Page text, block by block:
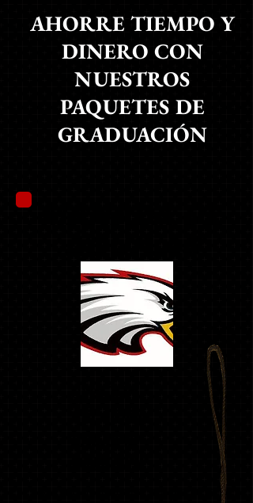
AHORRE TIEMPO Y
DINERO CON
NUESTROS
PAQUETES DE
GRADUACIÓN